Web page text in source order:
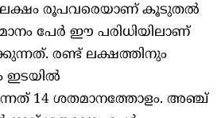
രൂപവരെയാണ് കൂടുതല്‍
പേർ ഈ പരിധിയിലാണ്
രണ്ട് ലക്ഷത്തിനും
ഇടയില്‍
14 ശതമാനത്തോളം. അഞ്ച്